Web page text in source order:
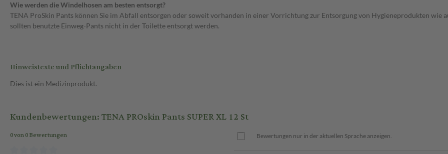
Wie werden die Windelhosen am besten entsorgt?
TENA ProSkin Pants können Sie im Abfall entsorgen oder soweit vorhanden in einer Vorrichtung zur Entsorgung von Hygieneprodukten
sollten benutzte Einweg-Pants nicht in der Toilette entsorgt werden.
Hinweistexte und Pflichtangaben
Dies ist ein Medizinprodukt.
Kundenbewertungen: TENA PROskin Pants SUPER XL 12 St
0 von 0 Bewertungen Bewertungen nur in der aktuellen Sprache anzeigen.